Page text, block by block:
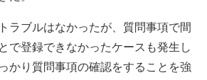
ラブルはなかったが、質問事項で間
で登録できなかったケースも発生し
かり質問事項の確認をすることを強